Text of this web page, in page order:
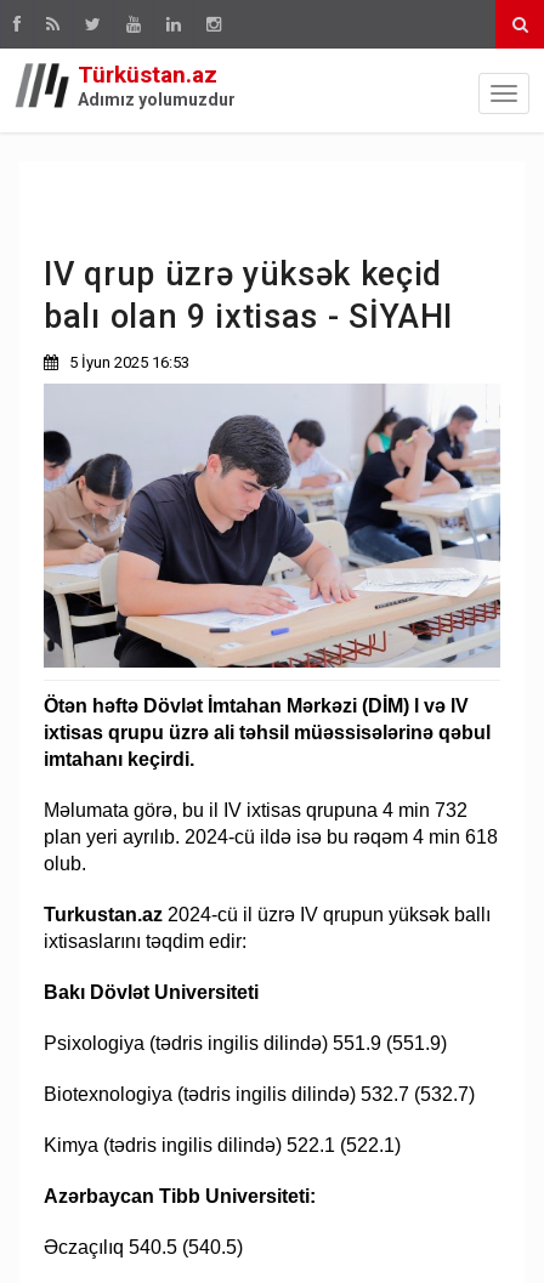
Türküstan.az
Adımız yolumuzdur
IV qrup üzrə yüksək keçid
balı olan 9 ixtisas - SİYAHI
5 İyun 2025 16:53
Ötən həftə Dövlət İmtahan Mərkəzi (DİM) l və lV
ixtisas qrupu üzrə ali təhsil müəssisələrinə qəbul
imtahanı keçirdi.
Məlumata görə, bu il IV ixtisas qrupuna 4 min 732
plan yeri ayrılıb. 2024-cü ildə isə bu rəqəm 4 min 618
olub.
Turkustan.az 2024-cü il üzrə IV qrupun yüksək ballı
ixtisaslarını təqdim edir:
Bakı Dövlət Universiteti
Psixologiya (tədris ingilis dilində) 551.9 (551.9)
Biotexnologiya (tədris ingilis dilində) 532.7 (532.7)
Kimya (tədris ingilis dilində) 522.1 (522.1)
Azərbaycan Tibb Universiteti:
Əczaçılıq 540.5 (540.5)